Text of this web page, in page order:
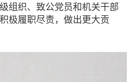
组织、致公党员和机关干部
极履职尽责，做出更大贡